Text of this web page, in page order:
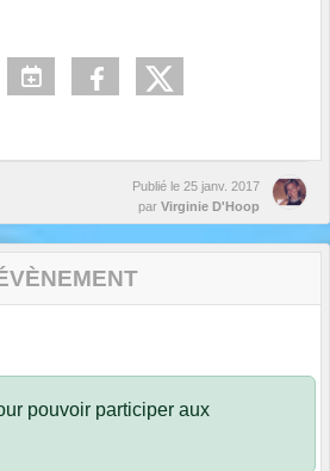
Publié le 25 janv. 2017
par Virginie D'Hoop
pouvoir participer aux